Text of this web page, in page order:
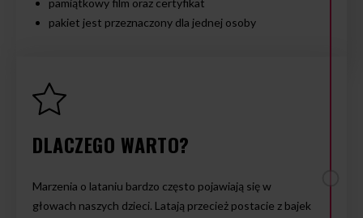
pamiątkowy film oraz certyfikat
pakiet jest przeznaczony dla jednej osoby
DLACZEGO WARTO?
Marzenia o lataniu bardzo często pojawiają się w
głowach naszych dzieci. Latają przecież postacie z bajek